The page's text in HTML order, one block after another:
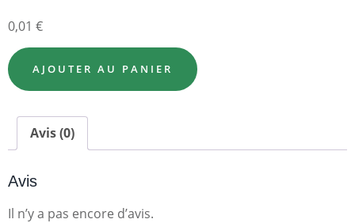
0,01 €
AJOUTER AU PANIER
Avis (0)
Avis
Il n’y a pas encore d’avis.